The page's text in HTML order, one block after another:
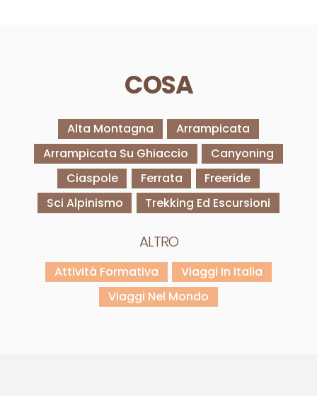
COSA
Alta Montagna
Arrampicata
Arrampicata Su Ghiaccio
Canyoning
Ciaspole
Ferrata
Freeride
Sci Alpinismo
Trekking Ed Escursioni
ALTRO
Attività Formativa
Viaggi In Italia
Viaggi Nel Mondo